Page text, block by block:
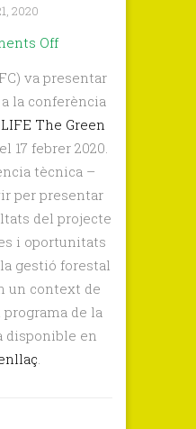
2020
Off
en
la
conferència
final
del
projecte
LIFE
The
Green
Link
va presentar
la conferència
LIFE The Green
17 febrer 2020.
tècnica –
per presentar
del projecte
i oportunitats
gestió forestal
un context de
de la
disponible en
.